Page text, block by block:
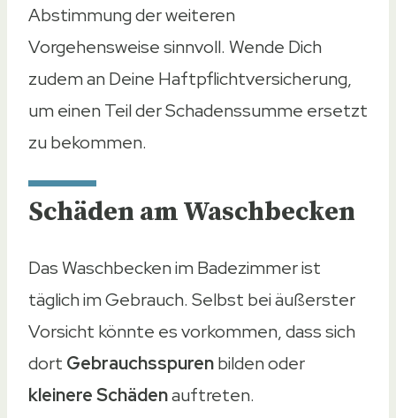
Abstimmung der weiteren
Vorgehensweise sinnvoll. Wende Dich
zudem an Deine Haftpflichtversicherung,
um einen Teil der Schadenssumme ersetzt
zu bekommen.
Schäden am Waschbecken
Das Waschbecken im Badezimmer ist
täglich im Gebrauch. Selbst bei äußerster
Vorsicht könnte es vorkommen, dass sich
dort Gebrauchsspurenbilden oder
kleinere Schädenauftreten.